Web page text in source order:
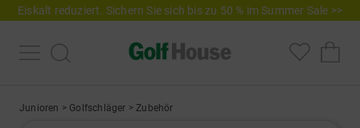
Eiskalt reduziert. Sichern Sie sich bis zu 50 % im Summer Sale >>
Junioren > Golfschläger >Zubehör